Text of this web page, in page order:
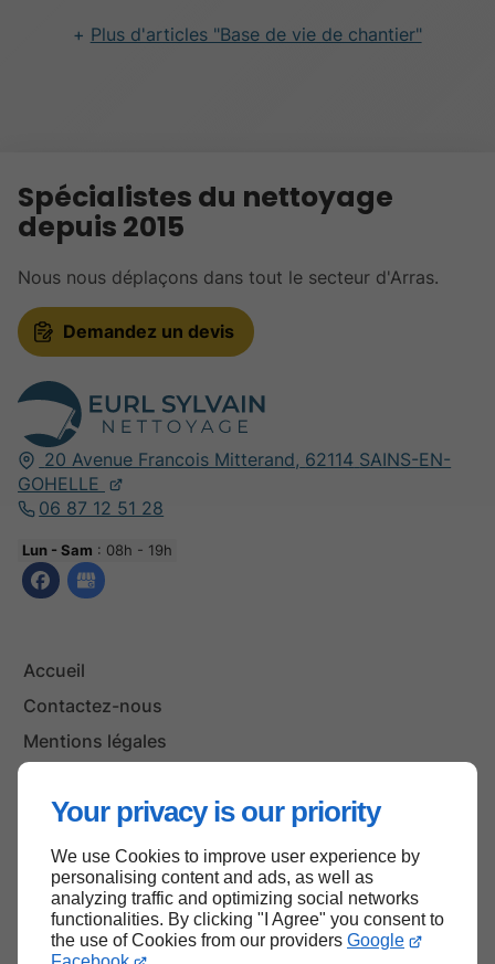
Your privacy is our priority
We use Cookies to improve user experience by
personalising content and ads, as well as
analyzing traffic and optimizing social networks
functionalities. By clicking "I Agree" you consent to
the use of Cookies from our providers Google
Plus d'articles "Base de vie de chantier"
20 Avenue Francois Mitterand, 62114 SAINS-EN-
GOHELLE
06 87 12 51 28
Lun - Sam : 08h - 19h
Accueil
Contactez-nous
Mentions légales
Spécialistes du nettoyage
depuis 2015
Nous nous déplaçons dans tout le secteur d'Arras.
Demandez un devis
Haut de page